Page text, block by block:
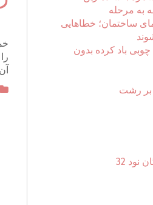
به مرحله
ساختمان؛ خطاهایی
باد کرده بدون
بر رشت
32